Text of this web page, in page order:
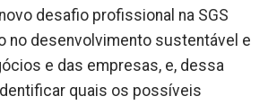
desafio profissional na SGS
no desenvolvimento sustentável e
e das empresas, e, dessa
quais os possíveis